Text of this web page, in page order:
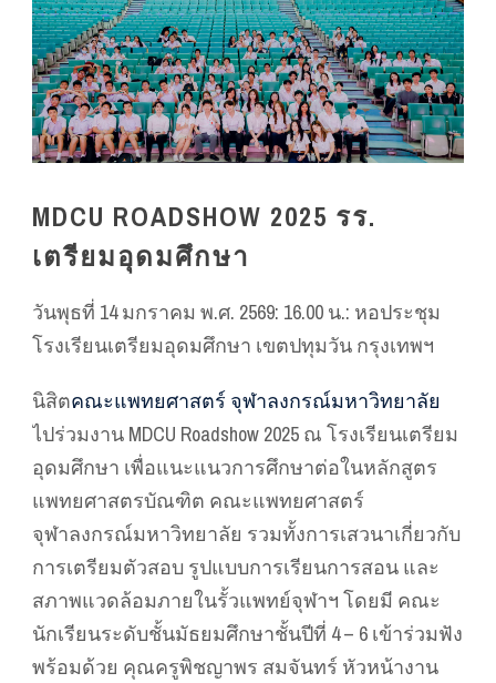
MDCU ROADSHOW 2025 รร.
เตรียมอุดมศึกษา
วันพุธที่ 14 มกราคม พ.ศ. 2569: 16.00 น.: หอประชุม
โรงเรียนเตรียมอุดมศึกษา เขตปทุมวัน กรุงเทพฯ
นิสิตคณะแพทยศาสตร์ จุฬาลงกรณ์มหาวิทยาลัย
ไปร่วมงาน MDCU Roadshow 2025 ณ โรงเรียนเตรียม
อุดมศึกษา เพื่อแนะแนวการศึกษาต่อในหลักสูตร
แพทยศาสตรบัณฑิต คณะแพทยศาสตร์
จุฬาลงกรณ์มหาวิทยาลัย รวมทั้งการเสวนาเกี่ยวกับ
การเตรียมตัวสอบ รูปแบบการเรียนการสอน และ
สภาพแวดล้อมภายในรั้วแพทย์จุฬาฯ โดยมี คณะ
นักเรียนระดับชั้นมัธยมศึกษาชั้นปีที่ 4 – 6 เข้าร่วมฟัง
พร้อมด้วย คุณครูพิชญาพร สมจันทร์ หัวหน้างาน